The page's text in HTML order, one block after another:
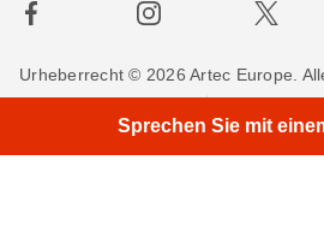
Urheberrecht © 2026 Artec Europe.
Privatsphäre
Cookie-Richtlinien
Sprechen Sie mit